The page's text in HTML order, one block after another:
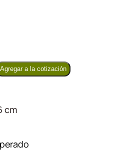
Agregar a la cotización
cm